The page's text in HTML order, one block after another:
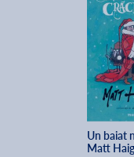
Un baiat
Matt Haig